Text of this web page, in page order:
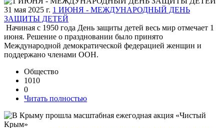
31 мая 2025 г. 1 ИЮНЯ - МЕЖДУНАРОДНЫЙ ДЕНЬ
ЗАЩИТЫ ДЕТЕЙ
Начиная с 1950 года День защиты детей весь мир отмечает 1
июня. Решение о праздновании было принято
Международной демократической федерацией женщин и
поддержано членами ООН.
Общество
1010
0
Читать полностью